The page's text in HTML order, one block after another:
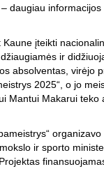
– daugiau
įteikti
ir
absolventas, virėjo
2025“, o jo
Mantui Makarui teko
ir sporto